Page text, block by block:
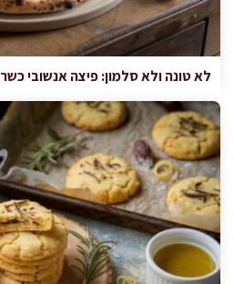
לא טונה ולא סלמון: פיצה אנשובי